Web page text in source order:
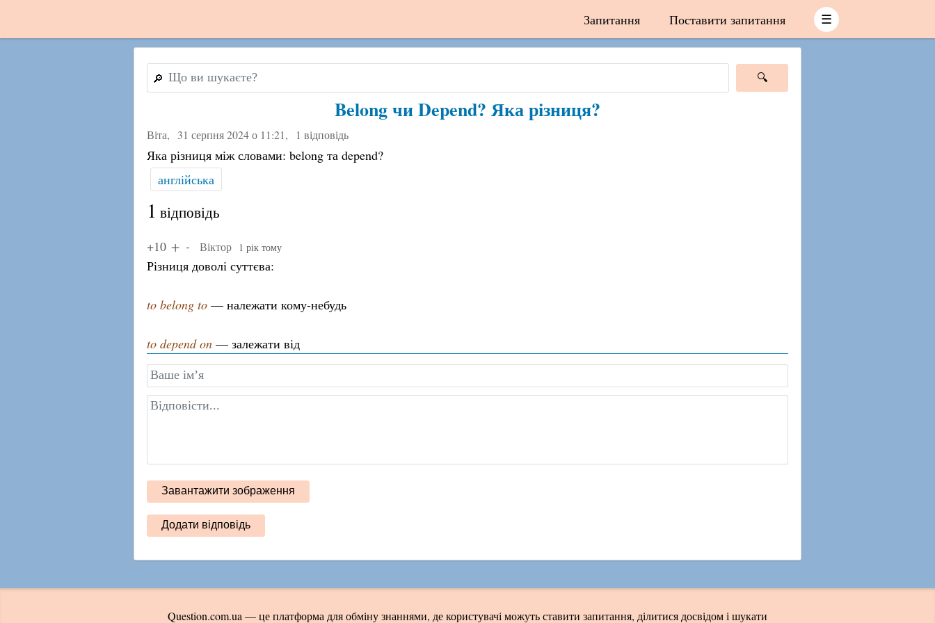
Запитання Поставити запитання ☰
🔎
Belong чи Depend? Яка різниця?
Віта, 31 серпня 2024 о 11:21, 1 відповідь
Яка різниця між словами: belong та depend?
англійська
1 відповідь
+10 Віктор 1 рік тому
Різниця доволі суттєва:
to belong to — належати кому-небудь
to depend on — залежати від
Question.com.ua — це платформа для обміну знаннями, де користувачі можуть ставити запитання, ділитися досвідом і шукати